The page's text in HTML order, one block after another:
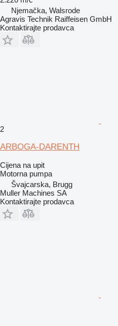
Njemačka, Walsrode
Agravis Technik Raiffeisen GmbH
Kontaktirajte prodavca
2
ARBOGA-DARENTH
Cijena na upit
Motorna pumpa
Švајcarska, Brugg
Muller Machines SA
Kontaktirajte prodavca